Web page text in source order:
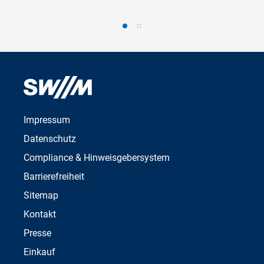
Impressum
Datenschutz
Compliance & Hinweisgebersystem
Barrierefreiheit
Sitemap
Kontakt
Presse
Einkauf